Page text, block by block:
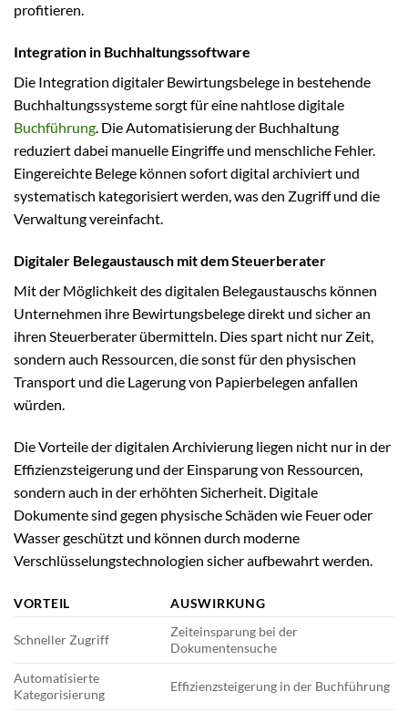
profitieren.
Integration in Buchhaltungssoftware
Die Integration digitaler Bewirtungsbelege in bestehende
Buchhaltungssysteme sorgt für eine nahtlose digitale
Buchführung. Die Automatisierung der Buchhaltung
reduziert dabei manuelle Eingriffe und menschliche Fehler.
Eingereichte Belege können sofort digital archiviert und
systematisch kategorisiert werden, was den Zugriff und die
Verwaltung vereinfacht.
Digitaler Belegaustausch mit dem Steuerberater
Mit der Möglichkeit des digitalen Belegaustauschs können
Unternehmen ihre Bewirtungsbelege direkt und sicher an
ihren Steuerberater übermitteln. Dies spart nicht nur Zeit,
sondern auch Ressourcen, die sonst für den physischen
Transport und die Lagerung von Papierbelegen anfallen
würden.
Die Vorteile der digitalen Archivierung liegen nicht nur in der
Effizienzsteigerung und der Einsparung von Ressourcen,
sondern auch in der erhöhten Sicherheit. Digitale
Dokumente sind gegen physische Schäden wie Feuer oder
Wasser geschützt und können durch moderne
Verschlüsselungstechnologien sicher aufbewahrt werden.
VORTEIL AUSWIRKUNG
Schneller Zugriff
Zeiteinsparung bei der
Dokumentensuche
Automatisierte
Kategorisierung
Effizienzsteigerung in der Buchführung